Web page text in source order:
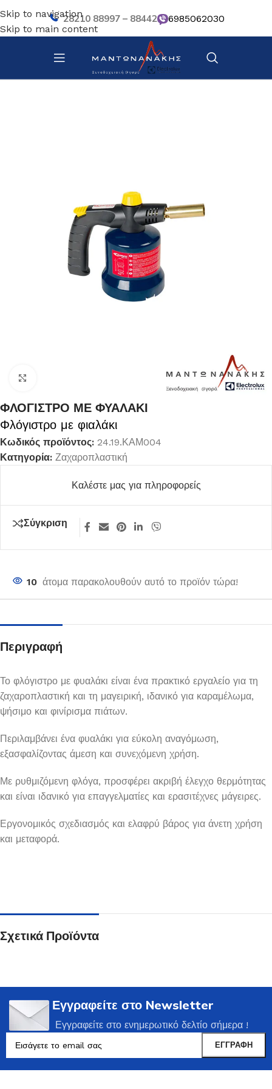
Skip to navigation
Skip to main content
28210 88997 – 88442 6985062030
Αρχική σελίδα/
ΦΛΟΓΙΣΤΡΟ ΜΕ ΦΥΑΛΑΚΙ
Φλόγιστρο με φιαλάκι
Κωδικός προϊόντος: 24.19.ΚΑΜ004
Κατηγορία: Ζαχαροπλαστική
Καλέστε μας για πληροφορείς
Σύγκριση
10 άτομα παρακολουθούν αυτό το προϊόν τώρα!
Περιγραφή
Το φλόγιστρο με φυαλάκι είναι ένα πρακτικό εργαλείο για τη
ζαχαροπλαστική και τη μαγειρική, ιδανικό για καραμέλωμα,
ψήσιμο και φινίρισμα πιάτων.
Περιλαμβάνει ένα φυαλάκι για εύκολη αναγόμωση,
εξασφαλίζοντας άμεση και συνεχόμενη χρήση.
Με ρυθμιζόμενη φλόγα, προσφέρει ακριβή έλεγχο θερμότητας
και είναι ιδανικό για επαγγελματίες και ερασιτέχνες μάγειρες.
Εργονομικός σχεδιασμός και ελαφρύ βάρος για άνετη χρήση
και μεταφορά.
Σχετικά Προϊόντα
Εγγραφείτε στο Newsletter
Εγγραφείτε στο ενημερωτικό δελτίο σήμερα !